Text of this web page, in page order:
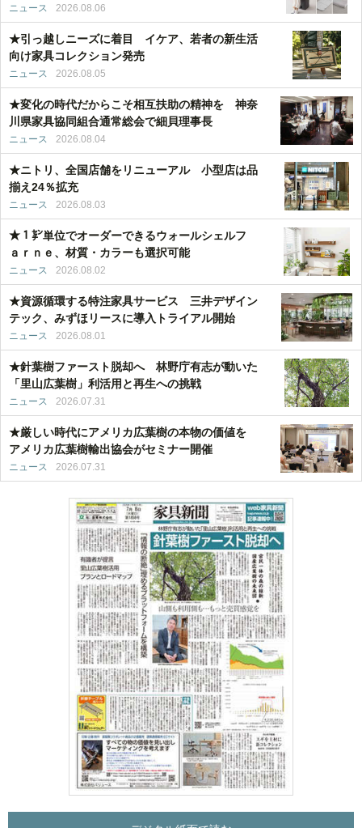
ニュース 2026.08.06
★引っ越しニーズに着目 イケア、若者の新生活
向け家具コレクション発売
ニュース 2026.08.05
★変化の時代だからこそ相互扶助の精神を 神奈
川県家具協同組合通常総会で細貝理事長
ニュース 2026.08.04
★ニトリ、全国店舗をリニューアル 小型店は品
揃え24％拡充
ニュース 2026.08.03
★１㌢単位でオーダーできるウォールシェルフ
ａｒｎｅ、材質・カラーも選択可能
ニュース 2026.08.02
★資源循環する特注家具サービス 三井デザイン
テック、みずほリースに導入トライアル開始
ニュース 2026.08.01
★針葉樹ファースト脱却へ 林野庁有志が動いた
「里山広葉樹」利活用と再生への挑戦
ニュース 2026.07.31
★厳しい時代にアメリカ広葉樹の本物の価値を
アメリカ広葉樹輸出協会がセミナー開催
ニュース 2026.07.31